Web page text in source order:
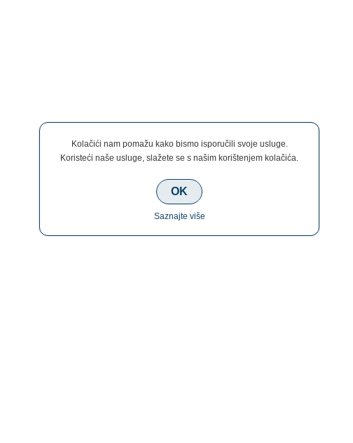
Kolačići nam pomažu kako bismo isporučili svoje usluge.
Koristeći naše usluge, slažete se s našim korištenjem kolačića.
OK
Saznajte više